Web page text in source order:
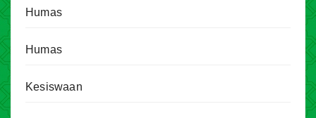
Humas
Humas
Kesiswaan